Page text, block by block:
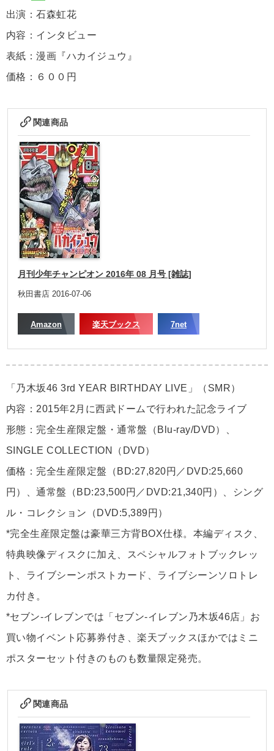
出演：石森虹花
内容：インタビュー
表紙：漫画『ハカイジュウ』
価格：６００円
関連商品
月刊少年チャンピオン 2016年 08 月号 [雑誌]
秋田書店 2016-07-06
Amazon 楽天ブックス 7net
「乃木坂46 3rd YEAR BIRTHDAY LIVE」（SMR）
内容：2015年2月に西武ドームで行われた記念ライブ
形態：完全生産限定盤・通常盤（Blu-ray/DVD）、
SINGLE COLLECTION（DVD）
価格：完全生産限定盤（BD:27,820円／DVD:25,660
円）、通常盤（BD:23,500円／DVD:21,340円）、シング
ル・コレクション（DVD:5,389円）
*完全生産限定盤は豪華三方背BOX仕様。本編ディスク、
特典映像ディスクに加え、スペシャルフォトブックレッ
ト、ライブシーンポストカード、ライブシーンソロトレ
カ付き。
*セブン-イレブンでは「セブン-イレブン乃木坂46店」お
買い物イベント応募券付き、楽天ブックスほかではミニ
ポスターセット付きのものも数量限定発売。
関連商品